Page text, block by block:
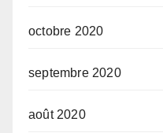
octobre 2020
septembre 2020
août 2020